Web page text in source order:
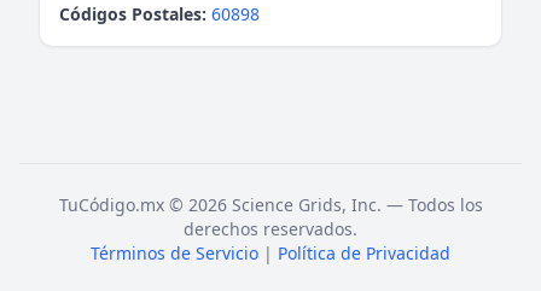
Códigos Postales: 60898
TuCódigo.mx © 2026 Science Grids, Inc. — Todos los
derechos reservados.
Términos de Servicio | Política de Privacidad